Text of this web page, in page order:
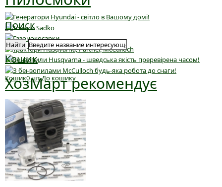
Поиск
Найти
Кошик
Кошик0штДо кошику
ХозМарт рекомендує